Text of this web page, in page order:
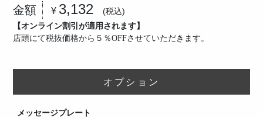
金額 ¥ 3,132 (税込)
【オンライン割引が適用されます】
店頭にて税抜価格から５％OFFさせていただきます。
オプション
メッセージプレート